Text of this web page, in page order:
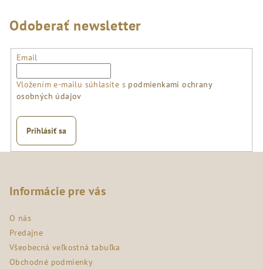
Odoberať newsletter
Email
Vložením e-mailu súhlasíte s podmienkami ochrany
osobných údajov
Prihlásiť sa
Informácie pre vás
O nás
Predajne
Všeobecná veľkostná tabuľka
Obchodné podmienky